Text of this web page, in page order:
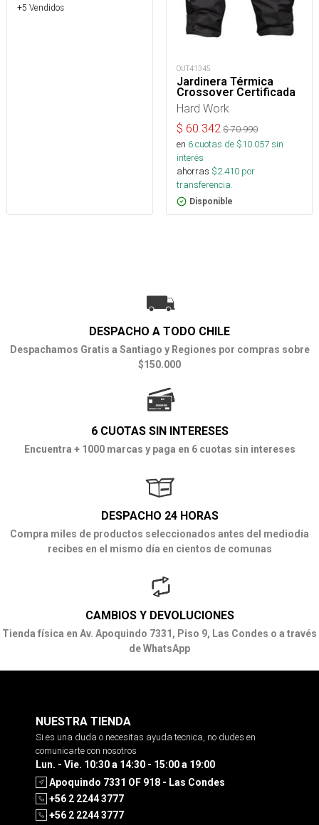
+5 Vendidos
OUT41345
Jardinera Térmica
Crossover Certificada
Hard Work
$ 60.342 $70.990
en 6cuotas de $10.057sin
interés
ahorras $2.410 por
transferencia.
Disponible
DESPACHO A TODO CHILE
Despachamos Gratis a Santiago y Regiones por compras sobre
$150.000
6 CUOTAS SIN INTERESES
Encuentra + 1000 marcas y paga en 6 cuotas sin intereses
DESPACHO 24 HORAS
Compra miles de productos seleccionados antes del mediodía
recibes en el mismo día en cientos de comunas
CAMBIOS Y DEVOLUCIONES
Tienda física en Av. Apoquindo 7331, Piso 9, Las Condes o a través
de WhatsApp
NUESTRA TIENDA
Si es una duda o necesitas ayuda tecnica, no dudes en
comunicarte con nosotros
Lun. - Vie. 10:30 a 14:30 - 15:00 a 19:00
Apoquindo 7331 OF 918 - Las Condes
+56 2 2244 3777
+56 2 2244 3777